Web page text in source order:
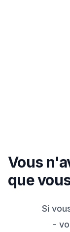
Vous
que
Si
-